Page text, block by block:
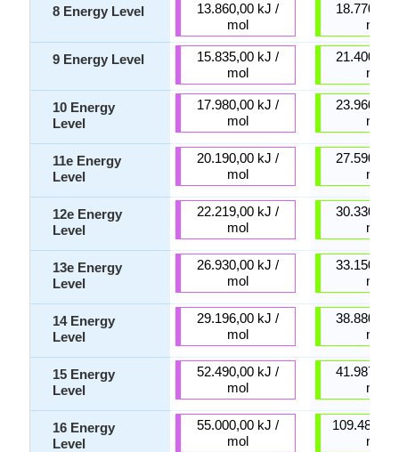
8 Energy Level
9 Energy Level
10 Energy
Level
11e Energy
Level
12e Energy
Level
13e Energy
Level
14 Energy
Level
15 Energy
Level
16 Energy
Level
13.860,00 kJ /
mol
15.835,00 kJ /
mol
17.980,00 kJ /
mol
20.190,00 kJ /
mol
22.219,00 kJ /
mol
26.930,00 kJ /
mol
29.196,00 kJ /
mol
52.490,00 kJ /
mol
55.000,00 kJ /
mol
18.770,00
mol
21.400,00
mol
23.960,00
mol
27.590,00
mol
30.330,00
mol
33.150,00
mol
38.880,00
mol
41.987,00
mol
mol